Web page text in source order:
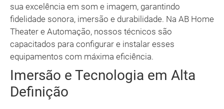
sua excelência em som e imagem, garantindo
fidelidade sonora, imersão e durabilidade. Na AB Home
Theater e Automação, nossos técnicos são
capacitados para configurar e instalar esses
equipamentos com máxima eficiência.
Imersão e Tecnologia em Alta
Definição